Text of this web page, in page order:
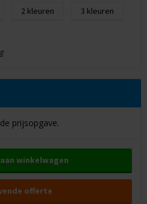
2
3
prijsopgave.
winkelwagen
offerte